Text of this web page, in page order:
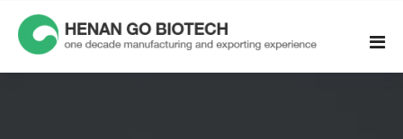
content